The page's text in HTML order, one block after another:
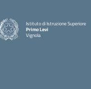
Istituto di Istruzione Superiore
Primo Levi
Vignola